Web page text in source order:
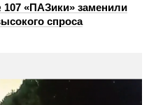
«ПАЗики» заменили
спроса